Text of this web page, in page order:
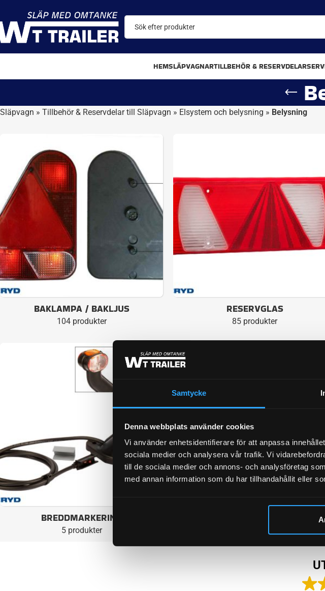
Samtycke
Denna webbplats använder cookies
Vi använder enhetsidentifierare för att anpassa
sociala medier och analysera vår trafik. Vi
till de sociala medier och annons- och analysföretag
med annan information som du har tillhandahållit eller
HEMSLÄPVAGNARTILLBEHÖR & RESERVDELAR
Släpvagn » Tillbehör & Reservdelar till Släpvagn » Elsystem och belysning » Belysning
BAKLAMPA / BAKLJUS
104 produkter
RESERVGLAS
85 produkter
BREDDMARKERING
5 produkter